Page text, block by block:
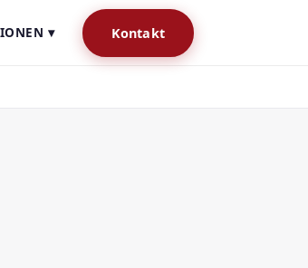
▾ Kontakt